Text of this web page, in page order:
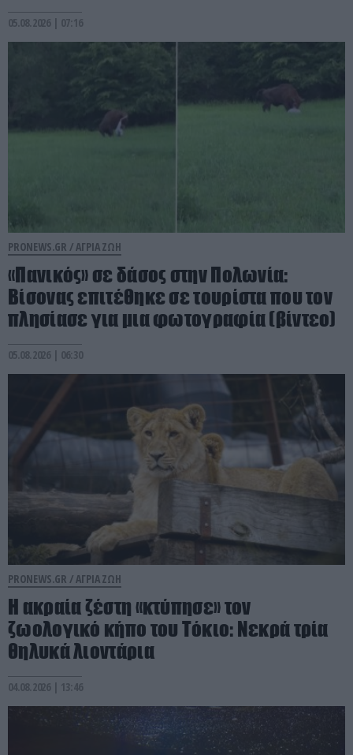
05.08.2026 | 07:16
PRONEWS.GR /ΑΓΡΙΑ ΖΩΗ
«Πανικός» σε δάσος στην Πολωνία:
Βίσονας επιτέθηκε σε τουρίστα που τον
πλησίασε για μια φωτογραφία (βίντεο)
05.08.2026 | 06:30
PRONEWS.GR /ΑΓΡΙΑ ΖΩΗ
Η ακραία ζέστη «κτύπησε» τον
ζωολογικό κήπο του Τόκιο: Νεκρά τρία
θηλυκά λιοντάρια
04.08.2026 | 13:46